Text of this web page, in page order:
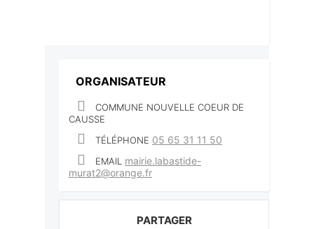
ORGANISATEUR
COMMUNE NOUVELLE COEUR DE
CAUSSE
TÉLÉPHONE 05 65 31 11 50
EMAIL mairie.labastide-
murat2@orange.fr
PARTAGER